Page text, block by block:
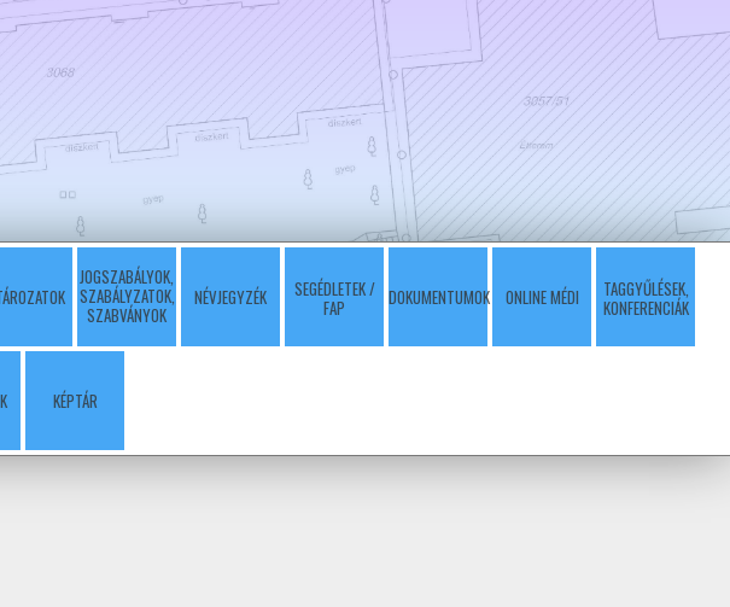
JOGSZABÁLYOK,
SZABÁLYZATOK,
SZABVÁNYOK
NÉVJEGYZÉK
SEGÉDLETEK /
FAP
DOKUMENTUMOK ONLINE MÉDI
TAGGYŰLÉSEK,
KONFERENCIÁK
KÉPTÁR